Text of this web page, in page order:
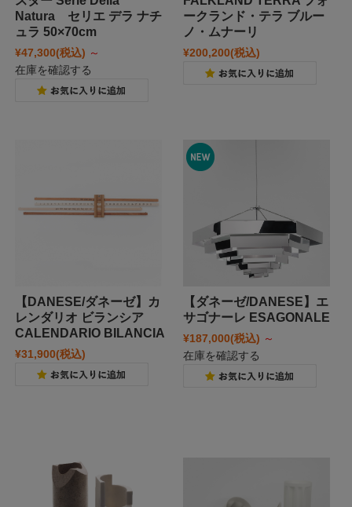
Natura セリエ デラ ナチ
ュラ 50×70cm
¥47,300(税込) ～
在庫を確認する
ークランド・テラ ブルー
ノ・ムナーリ
¥200,200(税込)
【DANESE/ダネーゼ】カ
レンダリオ ビランシア
CALENDARIO BILANCIA
¥31,900(税込)
【ダネーゼ/DANESE】エ
サゴナーレ ESAGONALE
¥187,000(税込) ～
在庫を確認する